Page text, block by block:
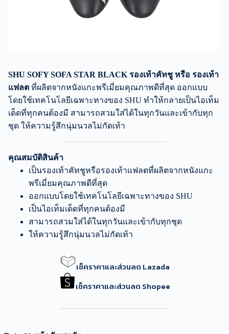
SHU SOFY SOFA STAR BLACK รองเท้าคัทชู หรือ รองเท้า
แฟลต ที่ผลิตจากหนังแกะพรีเมี่ยมคุณภาพดีที่สุด ออกแบบ
โดยใช้เทคโนโลยีเฉพาะทางของ SHU ทำให้กลายเป็นไอเท็ม
เด็ดที่ทุกคนต้องมี สามารถสวมใส่ได้ในทุกวันและเข้ากับทุก
ชุด ให้ความรู้สึกนุ่มนวลไม่กัดเท้า
คุณสมบัติสินค้า
เป็นรองเท้าคัทชูหรือรองเท้าแฟลตที่ผลิตจากหนังแกะ
พรีเมี่ยมคุณภาพดีที่สุด
ออกแบบโดยใช้เทคโนโลยีเฉพาะทางของ SHU
เป็นไอเท็มเด็ดที่ทุกคนต้องมี
สามารถสวมใส่ได้ในทุกวันและเข้ากับทุกชุด
ให้ความรู้สึกนุ่มนวลไม่กัดเท้า
เช็คราคาและส่วนลด Lazada
เช็คราคาและส่วนลด Shopee